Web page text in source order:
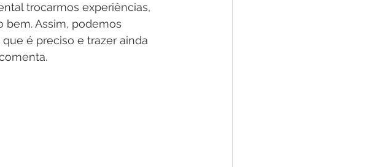
trocarmos experiências,
Assim, podemos
é preciso e trazer ainda